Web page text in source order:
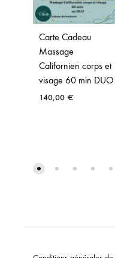
Carte Cadeau
Massage
Californien corps et
visage 60 min DUO
140,00 €